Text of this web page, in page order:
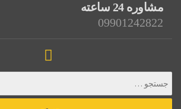
مشاوره 24 ساعته
09901242822